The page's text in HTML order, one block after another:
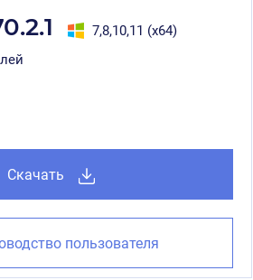
7,8,10,11 (x64)
Скачать
пользователя